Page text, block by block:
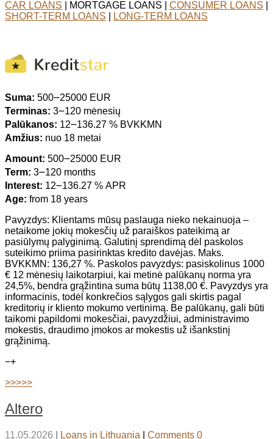
CAR LOANS | MORTGAGE LOANS | CONSUMER LOANS
SHORT-TERM LOANS
LONG-TERM LOANS
Suma: 500౼25000 EUR
Terminas: 3౼120 mėnesių
Palūkanos: 12౼136.27 % BVKKMN
Amžius: nuo 18 metai
Amount: 500౼25000 EUR
Term: 3౼120 months
Interest: 12౼136.27 % APR
Age: from 18 years
Pavyzdys: Klientams mūsų paslauga nieko nekainuoja –
netaikome jokių mokesčių už paraiškos pateikimą ar
pasiūlymų palyginimą. Galutinį sprendimą dėl paskolos
suteikimo priima pasirinktas kredito davėjas. Maks.
BVKKMN: 136,27 %. Paskolos pavyzdys: pasiskolinus 1000
€ 12 mėnesių laikotarpiui, kai metinė palūkanų norma yra
24,5%, bendra grąžintina suma būtų 1138,00 €. Pavyzdys yra
informacinis, todėl konkrečios sąlygos gali skirtis pagal
kreditorių ir kliento mokumo vertinimą. Be palūkanų, gali būti
taikomi papildomi mokesčiai, pavyzdžiui, administravimo
mokestis, draudimo įmokos ar mokestis už išankstinį
grąžinimą.
−+
>>>>>
Altero
11.05.2026 Loans in Lithuania
Comments 0